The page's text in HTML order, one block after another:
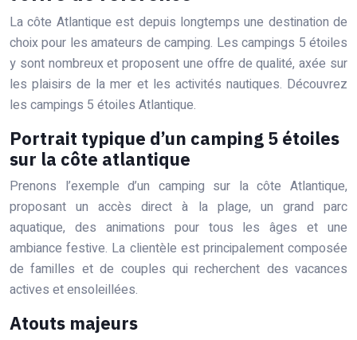
La côte Atlantique est depuis longtemps une destination de
choix pour les amateurs de camping. Les campings 5 étoiles
y sont nombreux et proposent une offre de qualité, axée sur
les plaisirs de la mer et les activités nautiques. Découvrez
les campings 5 étoiles Atlantique.
Portrait typique d’un camping 5 étoiles
sur la côte atlantique
Prenons l’exemple d’un camping sur la côte Atlantique,
proposant un accès direct à la plage, un grand parc
aquatique, des animations pour tous les âges et une
ambiance festive. La clientèle est principalement composée
de familles et de couples qui recherchent des vacances
actives et ensoleillées.
Atouts majeurs